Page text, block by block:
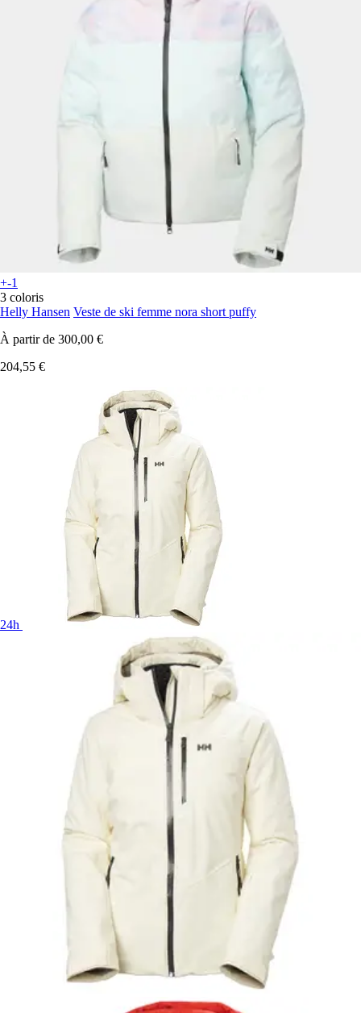
+-1
3 coloris
Helly Hansen Veste de ski femme nora short puffy
À partir de 300,00 €
204,55 €
24h